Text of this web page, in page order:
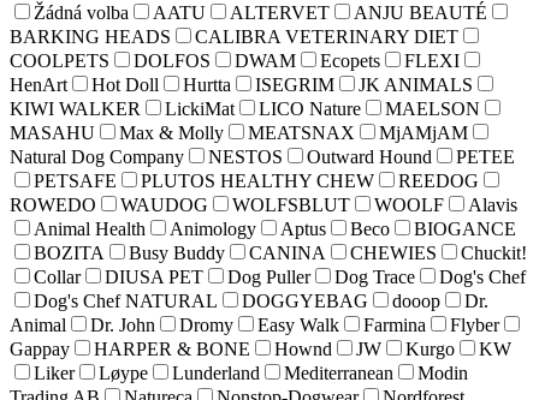
Žádná volba
AATU ALTERVET
ANJU BEAUTÉ
BARKING HEADS
CALIBRA VETERINARY DIET
COOLPETS
DOLFOS DWAM Ecopets
FLEXI
HenArt
Hot Doll Hurtta ISEGRIM
JK ANIMALS
KIWI WALKER
LickiMat LICO Nature
MAELSON
MASAHU
Max & Molly MEATSNAX
MjAMjAM
Natural Dog Company
NESTOS Outward Hound
PETEE
PETSAFE
PLUTOS HEALTHY CHEW
REEDOG
ROWEDO
WAUDOG WOLFSBLUT WOOLF
Alavis
Animal Health
Animology Aptus Beco
BIOGANCE
BOZITA
Busy Buddy CANINA CHEWIES
Chuckit!
Collar
DIUSA PET Dog Puller Dog Trace
Dog's Chef
Dog's Chef NATURAL
DOGGYEBAG dooop
Dr.
Animal
Dr. John Dromy Easy Walk Farmina
Flyber
Gappay
HARPER & BONE Hownd JW Kurgo
KW
Liker
Løype Lunderland Mediterranean
Modin